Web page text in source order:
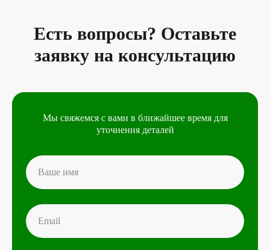
Есть вопросы? Оставьте
заявку на консультацию
Мы свяжемся с вами в ближайшее время для
уточнения деталей